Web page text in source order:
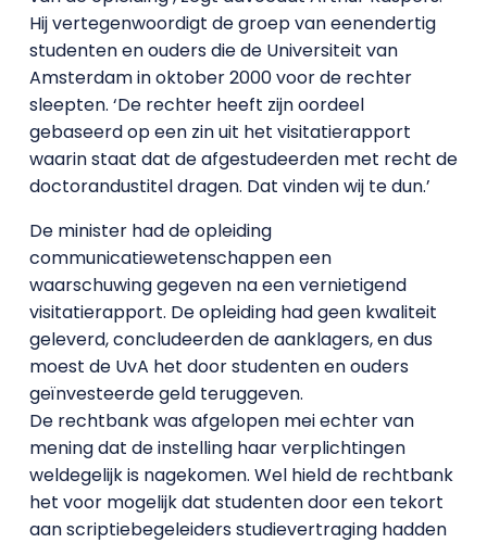
Hij vertegenwoordigt de groep van eenendertig
studenten en ouders die de Universiteit van
Amsterdam in oktober 2000 voor de rechter
sleepten. ‘De rechter heeft zijn oordeel
gebaseerd op een zin uit het visitatierapport
waarin staat dat de afgestudeerden met recht de
doctorandustitel dragen. Dat vinden wij te dun.’
De minister had de opleiding
communicatiewetenschappen een
waarschuwing gegeven na een vernietigend
visitatierapport. De opleiding had geen kwaliteit
geleverd, concludeerden de aanklagers, en dus
moest de UvA het door studenten en ouders
geïnvesteerde geld teruggeven.
De rechtbank was afgelopen mei echter van
mening dat de instelling haar verplichtingen
weldegelijk is nagekomen. Wel hield de rechtbank
het voor mogelijk dat studenten door een tekort
aan scriptiebegeleiders studievertraging hadden